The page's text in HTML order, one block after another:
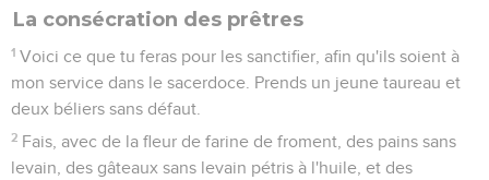
La consécration des prêtres
1 Voici ce que tu feras pour les sanctifier, afin qu'ils soient à
mon service dans le sacerdoce. Prends un jeune taureau et
deux béliers sans défaut.
2 Fais, avec de la fleur de farine de froment, des pains sans
levain, des gâteaux sans levain pétris à l'huile, et des